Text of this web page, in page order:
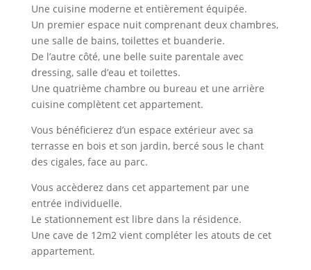
Une cuisine moderne et entièrement équipée.
Un premier espace nuit comprenant deux chambres,
une salle de bains, toilettes et buanderie.
De l’autre côté, une belle suite parentale avec
dressing, salle d’eau et toilettes.
Une quatrième chambre ou bureau et une arrière
cuisine complètent cet appartement.
Vous bénéficierez d’un espace extérieur avec sa
terrasse en bois et son jardin, bercé sous le chant
des cigales, face au parc.
Vous accèderez dans cet appartement par une
entrée individuelle.
Le stationnement est libre dans la résidence.
Une cave de 12m2 vient compléter les atouts de cet
appartement.